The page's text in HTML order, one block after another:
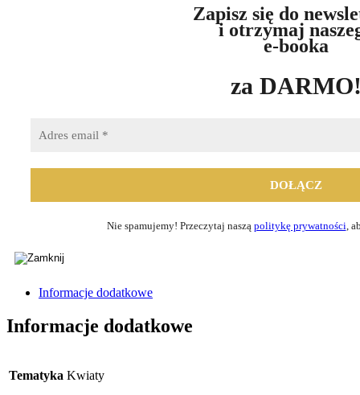
Zapisz się do
i otrzymaj
e-booka
za
Nie spamujemy! Przeczytaj naszą politykę prywatności ,
Informacje dodatkowe
Informacje dodatkowe
Tematyka Kwiaty